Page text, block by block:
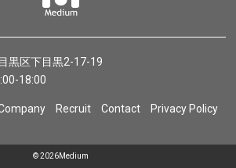
黒区下目黒2-17-19
18:00
Recruit Contact
Privacy Policy
©2026Medium